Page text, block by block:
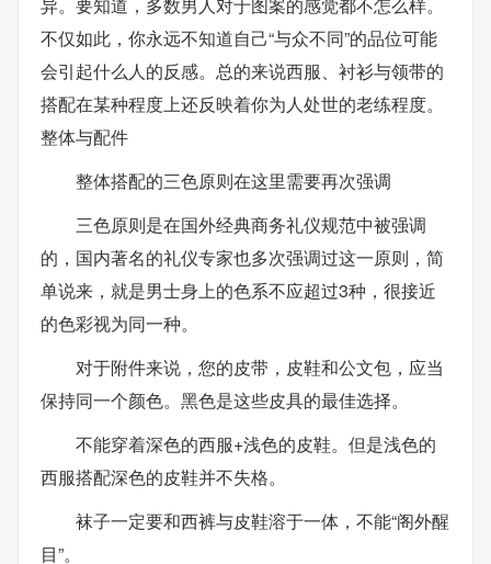
不仅如此，你永远不知道自己“与众不同”的品位可能
会引起什么人的反感。总的来说西服、衬衫与领带的
搭配在某种程度上还反映着你为人处世的老练程度。
整体与配件
整体搭配的三色原则在这里需要再次强调
三色原则是在国外经典商务礼仪规范中被强调
的，国内著名的礼仪专家也多次强调过这一原则，简
单说来，就是男士身上的色系不应超过3种，很接近
的色彩视为同一种。
对于附件来说，您的皮带，皮鞋和公文包，应当
保持同一个颜色。黑色是这些皮具的最佳选择。
不能穿着深色的西服+浅色的皮鞋。但是浅色的
西服搭配深色的皮鞋并不失格。
袜子一定要和西裤与皮鞋溶于一体，不能“阁外醒
目”。